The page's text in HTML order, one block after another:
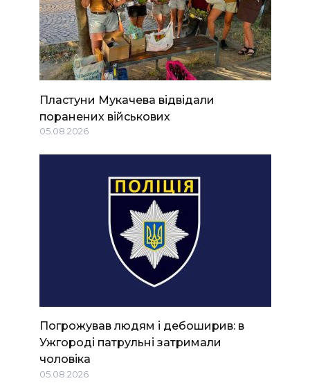
Пластуни Мукачева відвідали
поранених військових
05.08.2026
Погрожував людям і дебоширив: в
Ужгороді патрульні затримали
чоловіка
05.08.2026